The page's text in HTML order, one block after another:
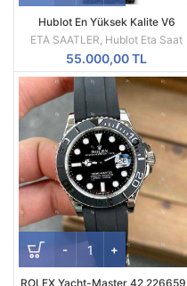
Hublot En Yüksek Kalite V6
Versiyonu seri 301.PB.131
ETA SAATLER Hublot Eta Saat
55.000,00TL
ROLEX Yacht-Master 42 226659 |